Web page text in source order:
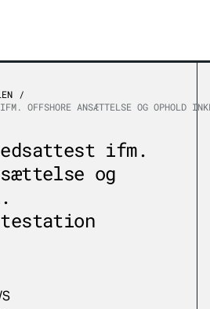
OFFSHORE ANSÆTTELSE OG OPHOLD
ifm.
og